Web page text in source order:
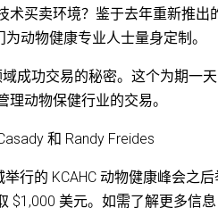
买卖环境？鉴于去年重新推出
动物健康专业人士量身定制。
成功交易的秘密。这个为期一
动物保健行业的交易。
和 Randy Freides
行的 KCAHC 动物健康峰会之
$1,000 美元。如需了解更多信